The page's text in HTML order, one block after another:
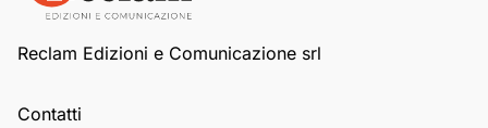
Reclam Edizioni e Comunicazione srl
Contatti